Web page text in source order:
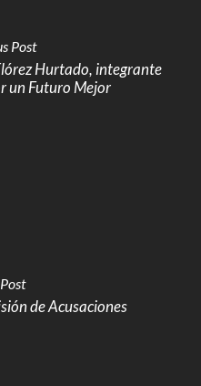
Post
Hurtado, integrante
un Futuro Mejor
de Acusaciones